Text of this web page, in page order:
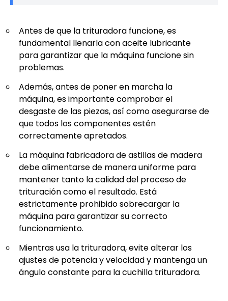
Antes de que la trituradora funcione, es
fundamental llenarla con aceite lubricante
para garantizar que la máquina funcione sin
problemas.
Además, antes de poner en marcha la
máquina, es importante comprobar el
desgaste de las piezas, así como asegurarse de
que todos los componentes estén
correctamente apretados.
La máquina fabricadora de astillas de madera
debe alimentarse de manera uniforme para
mantener tanto la calidad del proceso de
trituración como el resultado. Está
estrictamente prohibido sobrecargar la
máquina para garantizar su correcto
funcionamiento.
Mientras usa la trituradora, evite alterar los
ajustes de potencia y velocidad y mantenga un
ángulo constante para la cuchilla trituradora.